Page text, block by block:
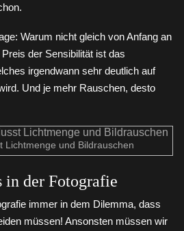
Warum nicht gleich von Anfang an
der Sensibilität ist das
irgendwann sehr deutlich auf
Und je mehr Rauschen, desto
Lichtmenge und Bildrauschen
in der Fotografie
immer in dem Dilemma, dass
müssen! Ansonsten müssen wir